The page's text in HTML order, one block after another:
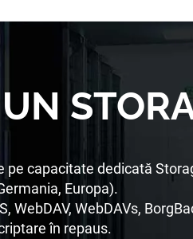
capacitate dedicată
Europa).
WebDAV, WebDAVs,
în repaus.